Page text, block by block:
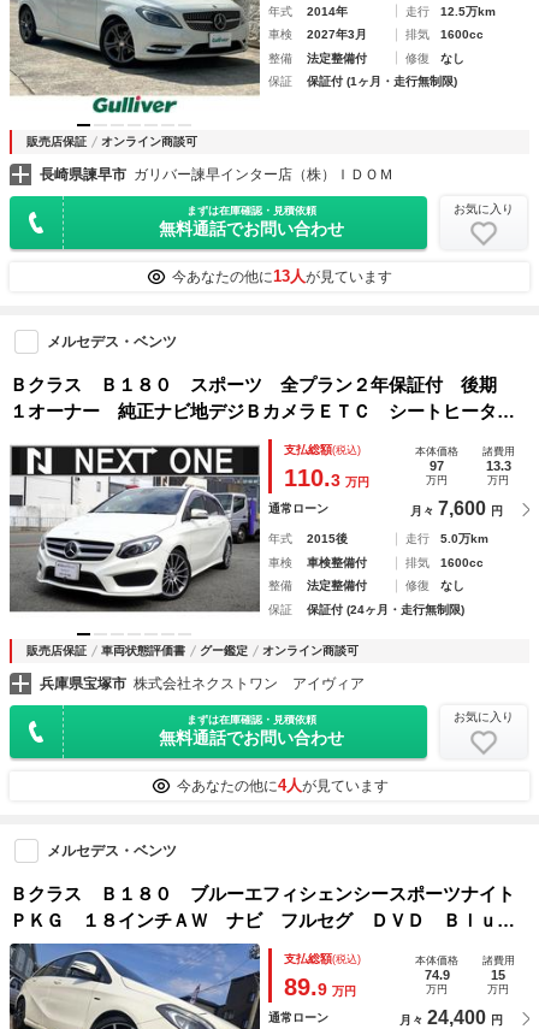
年式 2014年 走行
12.5万km
車検
2027年3月 排気
1600cc
整備
法定整備付 修復
なし
保証
保証付 (1ヶ月・走行無制限)
販売店保証 オンライン商談可
長崎県諫早市 ガリバー諫早インター店（株）ＩＤＯＭ
まずは在庫確認・見積依頼
無料通話でお問い合わせ
お気に入り
今あなたの他に13人が見ています
メルセデス・ベンツ
Ｂクラス Ｂ１８０ スポーツ 全プラン２年保証付 後期
１オーナー 純正ナビ地デジＢカメラＥＴＣ シートヒータ
ー レーダーセーフティー アダプティブクルコン ブライン
ドスポットモニター アンビエントライト ＬＥＤヘッドライ
ト
支払総額(税込)
110.3 万円
本体価格
97
万円
諸費用
13.3
万円
通常ローン 月々 7,600 円
年式 2015後 走行
5.0万km
車検
車検整備付 排気
1600cc
整備
法定整備付 修復
なし
保証
保証付 (24ヶ月・走行無制限)
販売店保証 車両状態評価書 グー鑑定 オンライン商談可
兵庫県宝塚市 株式会社ネクストワン アイヴィア
まずは在庫確認・見積依頼
無料通話でお問い合わせ
お気に入り
今あなたの他に4人が見ています
メルセデス・ベンツ
Ｂクラス Ｂ１８０ ブルーエフィシェンシースポーツナイト
ＰＫＧ １８インチＡＷ ナビ フルセグ ＤＶＤ Ｂｌｕｅ
ｔｏｏｔｈ ＭＳＶ バックカメラ ソナー ハーフレザーシ
ート パワーシート クルーズコントロール パドルシフト
オートＨＩＤヘッドライト キーレスキー
支払総額(税込)
89.9 万円
本体価格
74.9
万円
諸費用
15
万円
通常ローン 月々 24,400 円